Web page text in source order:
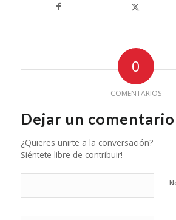
0
COMENTARIOS
Dejar un comentario
¿Quieres unirte a la conversación?
Siéntete libre de contribuir!